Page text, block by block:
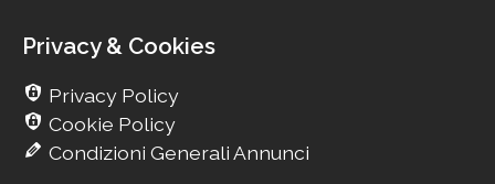
Privacy & Cookies
Privacy Policy
Cookie Policy
Condizioni Generali Annunci